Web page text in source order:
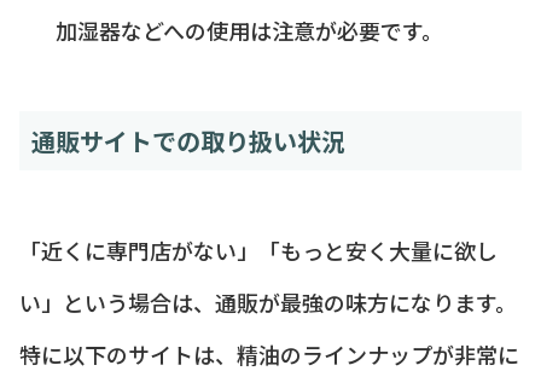
加湿器などへの使用は注意が必要です。
通販サイトでの取り扱い状況
「近くに専門店がない」「もっと安く大量に欲し
い」という場合は、通販が最強の味方になります。
特に以下のサイトは、精油のラインナップが非常に